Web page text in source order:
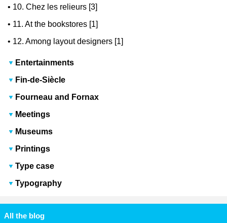
• 10. Chez les relieurs [3]
• 11. At the bookstores [1]
• 12. Among layout designers [1]
Entertainments
Fin-de-Siècle
Fourneau and Fornax
Meetings
Museums
Printings
Type case
Typography
All the blog